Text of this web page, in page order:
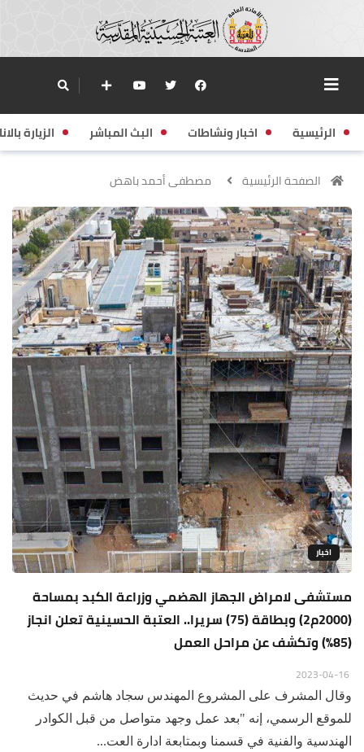
الرئيسية اخبار ونشاطات البث المباشر الزيارة
الصفحة الرئيسية مصطفى أحمد باهض
اخبار
مستشفى لامراض الجهاز الهضمي وزراعة الكبد بمساحة
(2000م2) وبطاقة (75) سريرا.. العتبة الحسينية تعلن انجاز
(85%) وتكشف عن مراحل العمل
وقال المشرف على المشروع المهندس سجاد هاشم في حديث
للموقع الرسمي، إنه "بعد عمل وجهد متواصل من قبل الكوادر
الهندسية والفنية في قسمنا وبمتابعة ادارة العت...